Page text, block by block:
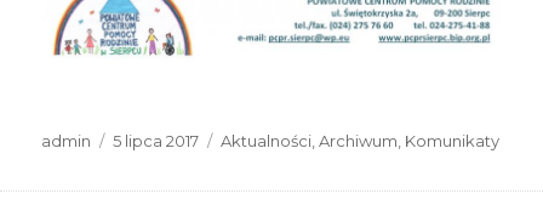
Autor
admin
Data
5 lipca 2017 Kategorie
Aktualności ,Archiwum Komunikaty